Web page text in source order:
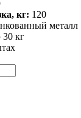
кг: 120
металл
30 кг